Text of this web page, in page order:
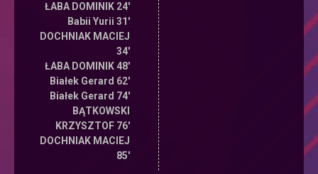
ŁABA DOMINIK 24'
Babii Yurii 31'
DOCHNIAK MACIEJ
34'
ŁABA DOMINIK 48'
Białek Gerard 62'
Białek Gerard 74'
BĄTKOWSKI
KRZYSZTOF 76'
DOCHNIAK MACIEJ
85'